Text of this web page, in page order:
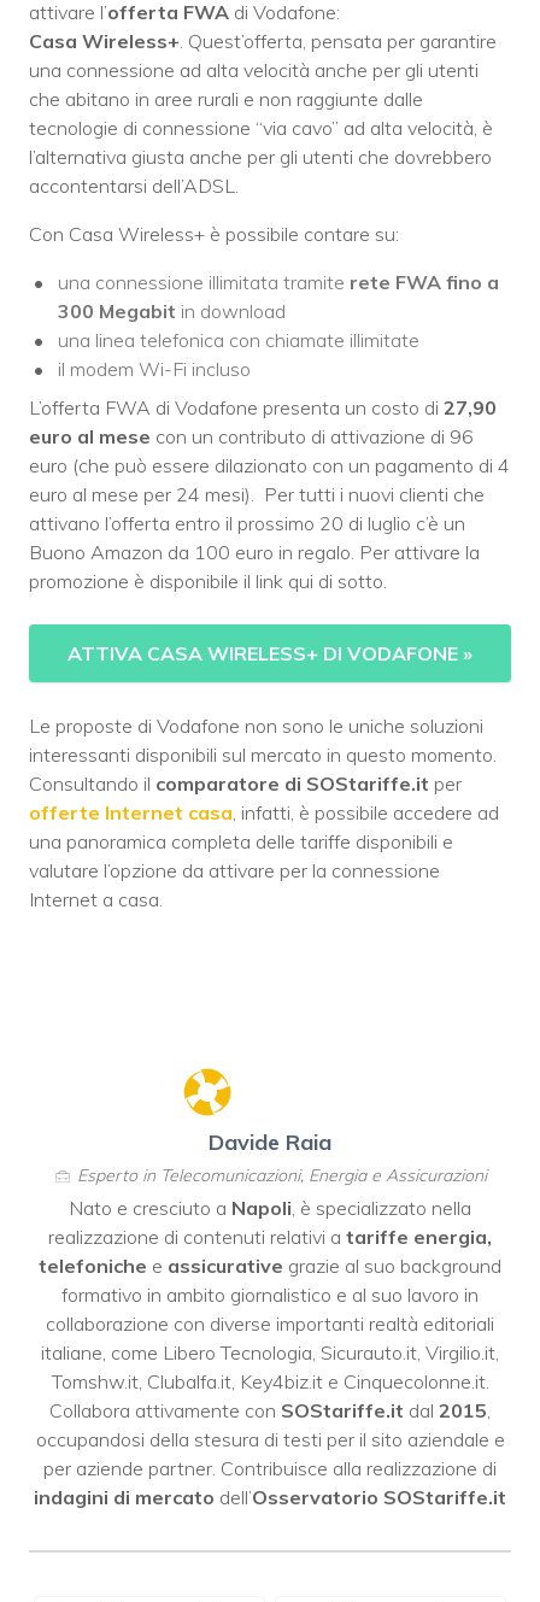
attivare l’offerta FWA di Vodafone:
Casa Wireless+. Quest’offerta, pensata per garantire
una connessione ad alta velocità anche per gli utenti
che abitano in aree rurali e non raggiunte dalle
tecnologie di connessione “via cavo” ad alta velocità, è
l’alternativa giusta anche per gli utenti che dovrebbero
accontentarsi dell’ADSL.
Con Casa Wireless+ è possibile contare su:
una connessione illimitata tramite rete FWA fino a
300 Megabit in download
una linea telefonica con chiamate illimitate
il modem Wi-Fi incluso
L’offerta FWA di Vodafone presenta un costo di 27,90
euro al mese con un contributo di attivazione di 96
euro (che può essere dilazionato con un pagamento di 4
euro al mese per 24 mesi). Per tutti i nuovi clienti che
attivano l’offerta entro il prossimo 20 di luglio c’è un
Buono Amazon da 100 euro in regalo. Per attivare la
promozione è disponibile il link qui di sotto.
ATTIVA CASA WIRELESS+ DI VODAFONE »
Le proposte di Vodafone non sono le uniche soluzioni
interessanti disponibili sul mercato in questo momento.
Consultando il comparatore di SOStariffe.it per
offerte Internet casa, infatti, è possibile accedere ad
una panoramica completa delle tariffe disponibili e
valutare l’opzione da attivare per la connessione
Internet a casa.
Davide Raia
Esperto in Telecomunicazioni, Energia e Assicurazioni
Nato e cresciuto a Napoli, è specializzato nella
realizzazione di contenuti relativi a tariffe energia,
telefoniche e assicurative grazie al suo background
formativo in ambito giornalistico e al suo lavoro in
collaborazione con diverse importanti realtà editoriali
italiane, come Libero Tecnologia, Sicurauto.it, Virgilio.it,
Tomshw.it, Clubalfa.it, Key4biz.ite Cinquecolonne.it.
Collabora attivamente con SOStariffe.it dal 2015,
occupandosi della stesura di testi per il sito aziendale e
per aziende partner. Contribuisce alla realizzazione di
indagini di mercato dell’Osservatorio SOStariffe.it